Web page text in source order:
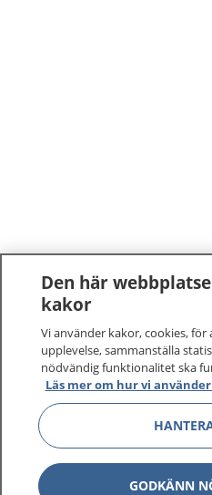
1177–tryggt om
På 1177.se får du råd om
sjukdomar och vilka
Logga in för att läsa din
Den här
kakor
Vi använder kakor, cookies,
upplevelse, sammanställa
nödvändig funktionalitet ska
Läs mer om hur vi
GODKÄNN